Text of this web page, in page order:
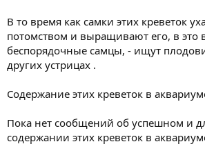
В то время как самки этих креветок
потомством и выращивают его, в это
беспорядочные самцы, - ищут
других устрицах .
Содержание этих креветок в
Пока нет сообщений об успешном и
содержании этих креветок в